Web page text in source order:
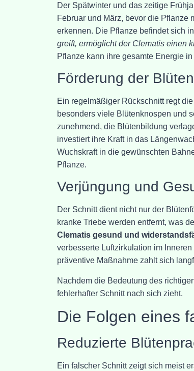
Der Spätwinter und das zeitige
Februar und März, bevor die Pflanze
erkennen. Die Pflanze befindet sich
greift, ermöglicht der Clematis einen
Pflanze kann ihre gesamte Energie
Förderung der
Ein regelmäßiger Rückschnitt regt
besonders viele Blütenknospen und
zunehmend, die Blütenbildung
investiert ihre Kraft in das
Wuchskraft in die gewünschten
Pflanze.
Verjüngung und
Der Schnitt dient nicht nur der
kranke Triebe werden entfernt, was
Clematis gesund und
verbesserte Luftzirkulation im
präventive Maßnahme zahlt sich
Nachdem die Bedeutung des
fehlerhafter Schnitt nach sich zieht.
Die Folgen eines
Reduzierte
Ein falscher Schnitt zeigt sich meist